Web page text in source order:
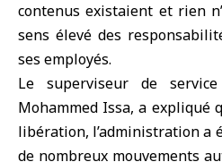
contenus existaient et rien
sens élevé des
ses employés.
Le superviseur de
Mohammed Issa, a expliqué
libération, l’administration a
de nombreux mouvements